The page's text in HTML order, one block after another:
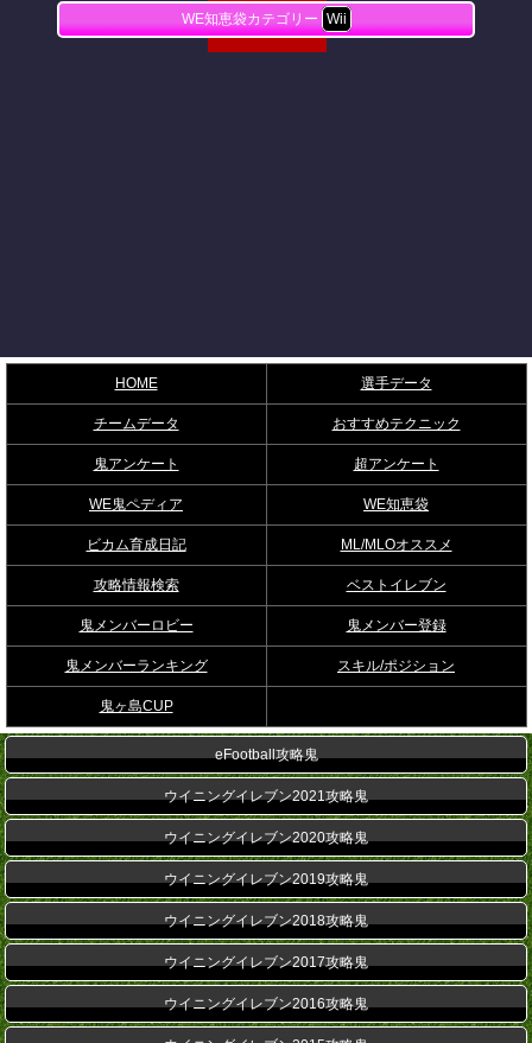
WE知恵袋カテゴリー Wii
HOME 選手データ
チームデータ おすすめテクニック
鬼アンケート 超アンケート
WE鬼ペディア WE知恵袋
ビカム育成日記 ML/MLOオススメ
攻略情報検索 ベストイレブン
鬼メンバーロビー 鬼メンバー登録
鬼メンバーランキング スキル/ポジション
鬼ヶ島CUP
eFootball攻略鬼
ウイニングイレブン2021攻略鬼
ウイニングイレブン2020攻略鬼
ウイニングイレブン2019攻略鬼
ウイニングイレブン2018攻略鬼
ウイニングイレブン2017攻略鬼
ウイニングイレブン2016攻略鬼